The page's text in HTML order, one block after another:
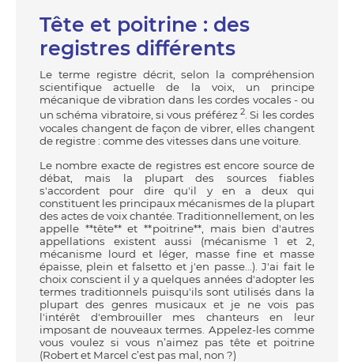
Tête et poitrine : des
registres différents
Le terme registre décrit, selon la compréhension
scientifique actuelle de la voix, un principe
mécanique de vibration dans les cordes vocales - ou
un schéma vibratoire, si vous préférez 2. Si les cordes
vocales changent de façon de vibrer, elles changent
de registre : comme des vitesses dans une voiture.
Le nombre exacte de registres est encore source de
débat, mais la plupart des sources fiables
s'accordent pour dire qu'il y en a deux qui
constituent les principaux mécanismes de la plupart
des actes de voix chantée. Traditionnellement, on les
appelle **tête** et **poitrine**, mais bien d'autres
appellations existent aussi (mécanisme 1 et 2,
mécanisme lourd et léger, masse fine et masse
épaisse, plein et falsetto et j'en passe...). J'ai fait le
choix conscient il y a quelques années d'adopter les
termes traditionnels puisqu'ils sont utilisés dans la
plupart des genres musicaux et je ne vois pas
l'intérêt d'embrouiller mes chanteurs en leur
imposant de nouveaux termes. Appelez-les comme
vous voulez si vous n’aimez pas tête et poitrine
(Robert et Marcel c’est pas mal, non ?)